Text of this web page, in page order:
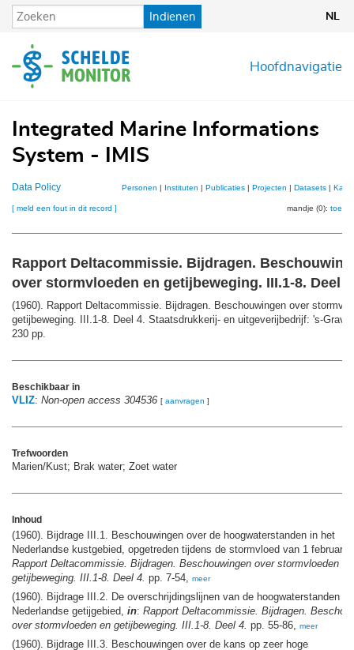
Overslaan
en
de
inhoud
Indienen NL
Hoofdnavigatie
Integrated Marine Informations
System - IMIS
Data Policy Personen | Instituten | Publicaties | Projecten | Datasets |
[ meld een fout in dit record ] mandje (0):
Rapport Deltacommissie. Bijdragen.
over stormvloeden en getijbeweging. III.1-8. Deel 4
(1960). Rapport Deltacommissie. Bijdragen. Beschouwingen over
getijbeweging. III.1-8. Deel 4. Staatsdrukkerij- en uitgeverijbedrijf: 's-
230 pp.
Beschikbaar in
VLIZ: Non-open access 304536 [ aanvragen ]
Trefwoorden
Marien/Kust; Brak water; Zoet water
Inhoud
(1960). Bijdrage III.1. Beschouwingen over de hoogwaterstanden in het
Nederlandse kustgebied, opgetreden tijdens de stormvloed van 1 februari
Rapport Deltacommissie. Bijdragen. Beschouwingen over stormvloeden en
getijbeweging. III.1-8. Deel 4. pp. 7-54, meer
(1960). Bijdrage III.2. De overschrijdingslijnen van de hoogwaterstanden in
Nederlandse getijgebied, in: Rapport Deltacommissie. Bijdragen.
over stormvloeden en getijbeweging. III.1-8. Deel 4. pp. 55-86, meer
(1960). Bijdrage III.3. Beschouwingen over de kans op zeer hoge